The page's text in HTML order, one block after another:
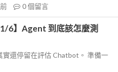
0個留言
6】Agent 到底該怎麼測
還停留在評估 Chatbot。 準備一